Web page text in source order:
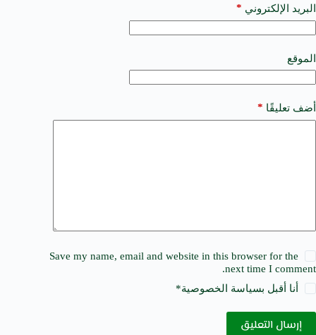
البريد الإلكتروني *
الموقع
أضف تعليقًا *
Save my name, email and website in this browser for the
next time I comment.
أنا أقبل بسياسة الخصوصية*
إرسال التعليق
a
t
i
e
: